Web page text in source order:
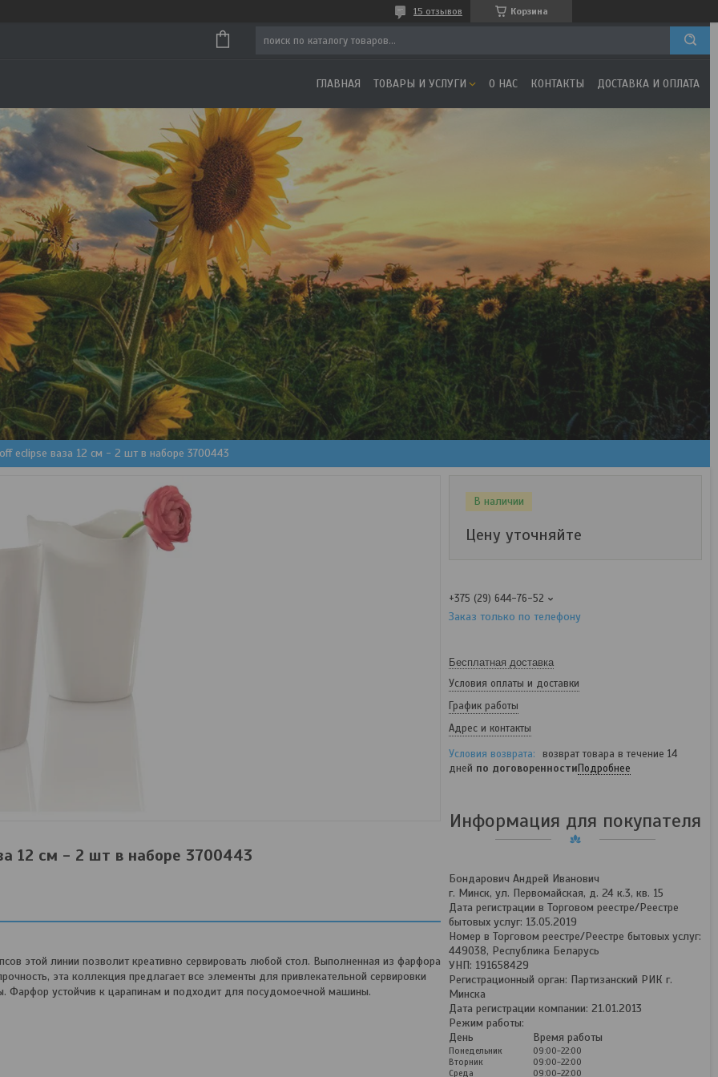
Корзина
15 отзывов
ГЛАВНАЯ ТОВАРЫ И УСЛУГИ О НАС КОНТАКТЫ ДОСТАВКА И ОПЛАТА
eclipse ваза 12 см - 2 шт в наборе 3700443
12 см - 2 шт в наборе 3700443
этой линии позволит креативно сервировать любой стол. Выполненная из фарфора
эта коллекция предлагает все элементы для привлекательной сервировки
Фарфор устойчив к царапинам и подходит для посудомоечной машины.
В наличии
Цену уточняйте
+375 (29) 644-76-52
Заказ только по телефону
Бесплатная доставка
Условия оплаты и доставки
График работы
Адрес и контакты
возврат товара в течение 14
дней по договоренностиПодробнее
Информация для покупателя
Бондарович Андрей Иванович
г. Минск, ул. Первомайская, д. 24 к.3, кв. 15
Дата регистрации в Торговом реестре/Реестре
бытовых услуг: 13.05.2019
Номер в Торговом реестре/Реестре бытовых услуг:
449038, Республика Беларусь
УНП: 191658429
Регистрационный орган: Партизанский РИК г.
Минска
Дата регистрации компании: 21.01.2013
Режим работы:
День
Время работы
Понедельник
09:00-22:00
Вторник
09:00-22:00
Среда
09:00-22:00